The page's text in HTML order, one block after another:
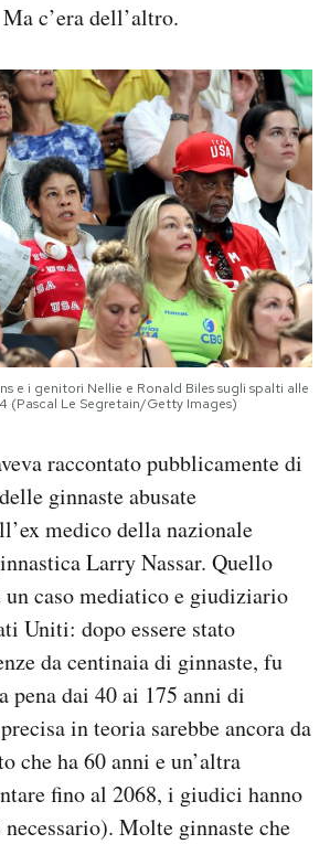
c’era dell’altro.
e i genitori Nellie e Ronald Biles sugli spalti alle
(Pascal Le Segretain/Getty Images)
raccontato pubblicamente di
ginnaste abusate
medico della nazionale
Larry Nassar. Quello
un caso mediatico e giudiziario
Uniti: dopo essere stato
da centinaia di ginnaste, fu
pena dai 40 ai 175 anni di
in teoria sarebbe ancora da
che ha 60 anni e un’altra
fino al 2068, i giudici hanno
necessario). Molte ginnaste che